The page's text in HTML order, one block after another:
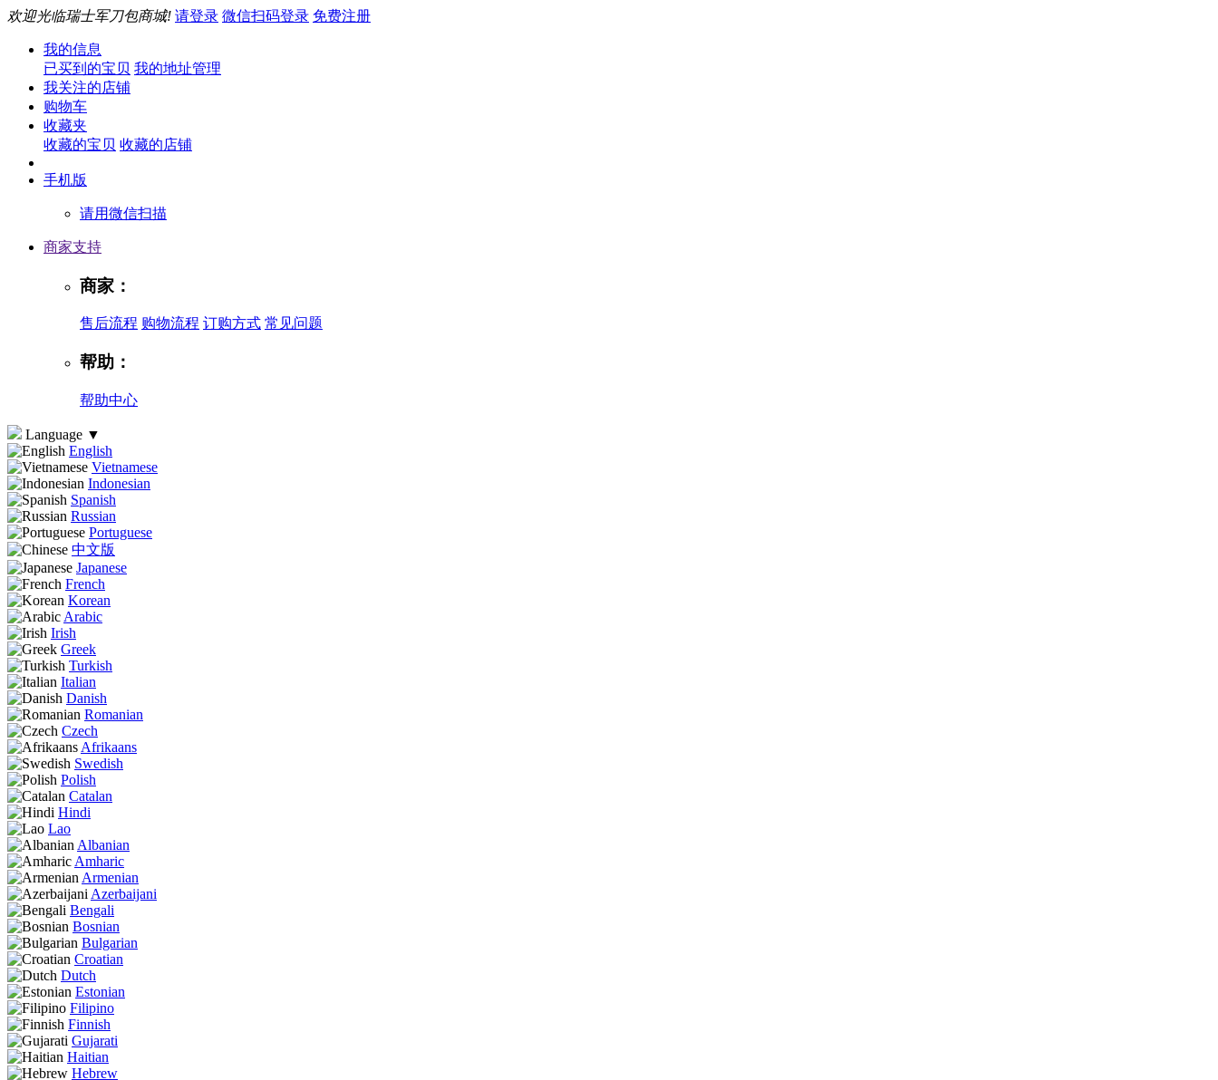
欢迎光临瑞士军刀包商城! 请登录 微信扫码登录 免费注册
我的信息
已买到的宝贝 我的地址管理
我关注的店铺
购物车
收藏夹
收藏的宝贝 收藏的店铺
手机版
请用微信扫描
商家支持
商家：
售后流程 购物流程 订购方式 常见问题
帮助：
帮助中心
Language ▼
English
Vietnamese
Indonesian
Spanish
Russian
Portuguese
中文版
Japanese
French
Korean
Arabic
Irish
Greek
Turkish
Italian
Danish
Romanian
Czech
Afrikaans
Swedish
Polish
Catalan
Hindi
Lao
Albanian
Amharic
Armenian
Azerbaijani
Bengali
Bosnian
Bulgarian
Croatian
Dutch
Estonian
Filipino
Finnish
Gujarati
Haitian
Hebrew